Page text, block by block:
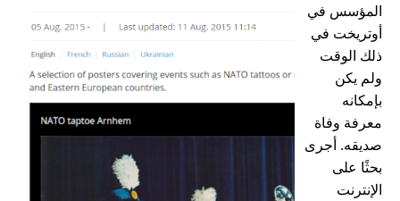
المؤسس في
أوتريخت في
ذلك الوقت
ولم يكن
بإمكانه
معرفة وفاة
صديقه. أجرى
بحثًا على
الإنترنت